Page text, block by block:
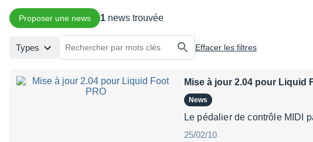
Proposer une news 1 news trouvée
Types Effacer les filtres
Mise à jour 2.04 pour Liquid
News
Le pédalier de contrôle MIDI
25/02/10